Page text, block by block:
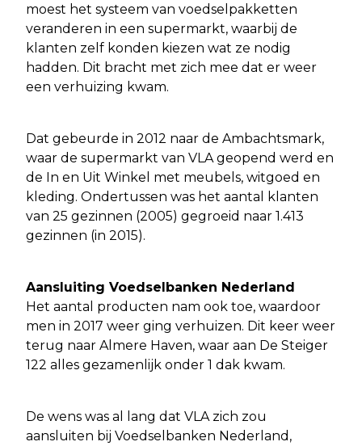
moest het systeem van voedselpakketten
veranderen in een supermarkt, waarbij de
klanten zelf konden kiezen wat ze nodig
hadden. Dit bracht met zich mee dat er weer
een verhuizing kwam.
Dat gebeurde in 2012 naar de Ambachtsmark,
waar de supermarkt van VLA geopend werd en
de In en Uit Winkel met meubels, witgoed en
kleding. Ondertussen was het aantal klanten
van 25 gezinnen (2005) gegroeid naar 1.413
gezinnen (in 2015).
Aansluiting Voedselbanken Nederland
Het aantal producten nam ook toe, waardoor
men in 2017 weer ging verhuizen. Dit keer weer
terug naar Almere Haven, waar aan De Steiger
122 alles gezamenlijk onder 1 dak kwam.
De wens was al lang dat VLA zich zou
aansluiten bij Voedselbanken Nederland,